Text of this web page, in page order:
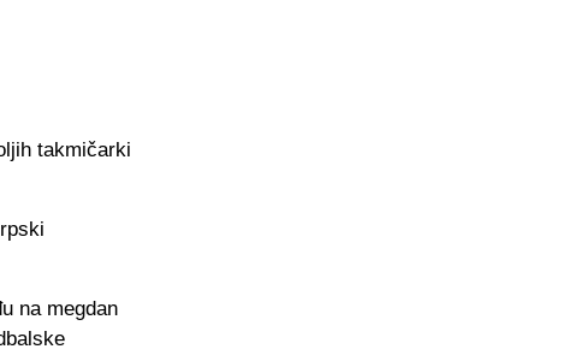
takmičarki
na megdan